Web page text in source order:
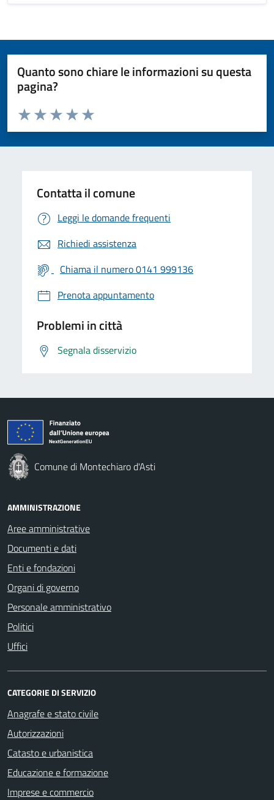
Quanto sono chiare le informazioni su questa
pagina?
Valuta da 1 a 5 stelle la pagina
Valuta 5 stelle su 5
Valuta 4 stelle su 5
Valuta 3 stelle su 5
Valuta 2 stelle su 5
Valuta 1 stelle su 5
Contatta il comune
Leggi le domande frequenti
Richiedi assistenza
Chiama il numero 0141 999136
Prenota appuntamento
Problemi in città
Segnala disservizio
Comune di Montechiaro d'Asti
AMMINISTRAZIONE
Aree amministrative
Documenti e dati
Enti e fondazioni
Organi di governo
Personale amministrativo
Politici
Uffici
CATEGORIE DI SERVIZIO
Anagrafe e stato civile
Autorizzazioni
Catasto e urbanistica
Educazione e formazione
Imprese e commercio